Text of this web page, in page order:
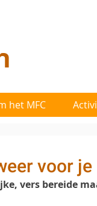
het MFC
voor je
vers bereide